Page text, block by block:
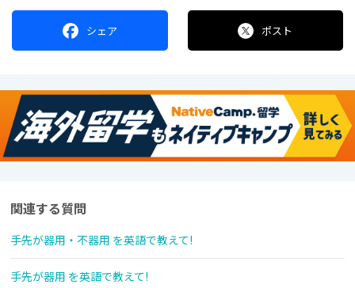
シェア ポスト
関連する質問
手先が器用・不器用 を英語で教えて!
手先が器用 を英語で教えて!